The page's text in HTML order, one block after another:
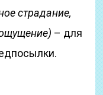
страдание,
– для